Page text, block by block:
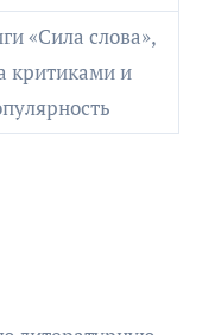
«Сила слова»,
критиками и